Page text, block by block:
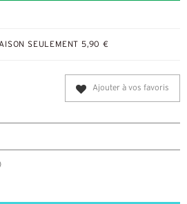
SEULEMENT 5,90 €
Ajouter à vos favoris